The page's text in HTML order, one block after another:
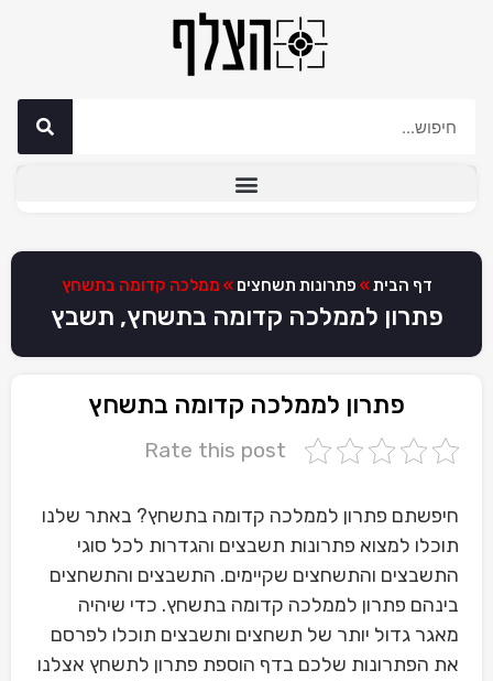
דף הבית » פתרונות תשחצים » ממלכה קדומה בתשחץ
פתרון לממלכה קדומה בתשחץ, תשבץ
פתרון לממלכה קדומה בתשחץ
Rate this post
חיפשתם פתרון לממלכה קדומה בתשחץ? באתר שלנו
תוכלו למצוא פתרונות תשבצים והגדרות לכל סוגי
התשבצים והתשחצים שקיימים. התשבצים והתשחצים
בינהם פתרון לממלכה קדומה בתשחץ. כדי שיהיה
מאגר גדול יותר של תשחצים ותשבצים תוכלו לפרסם
את הפתרונות שלכם בדף הוספת פתרון לתשחץ אצלנו